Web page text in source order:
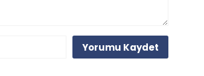
Yorumu Kaydet